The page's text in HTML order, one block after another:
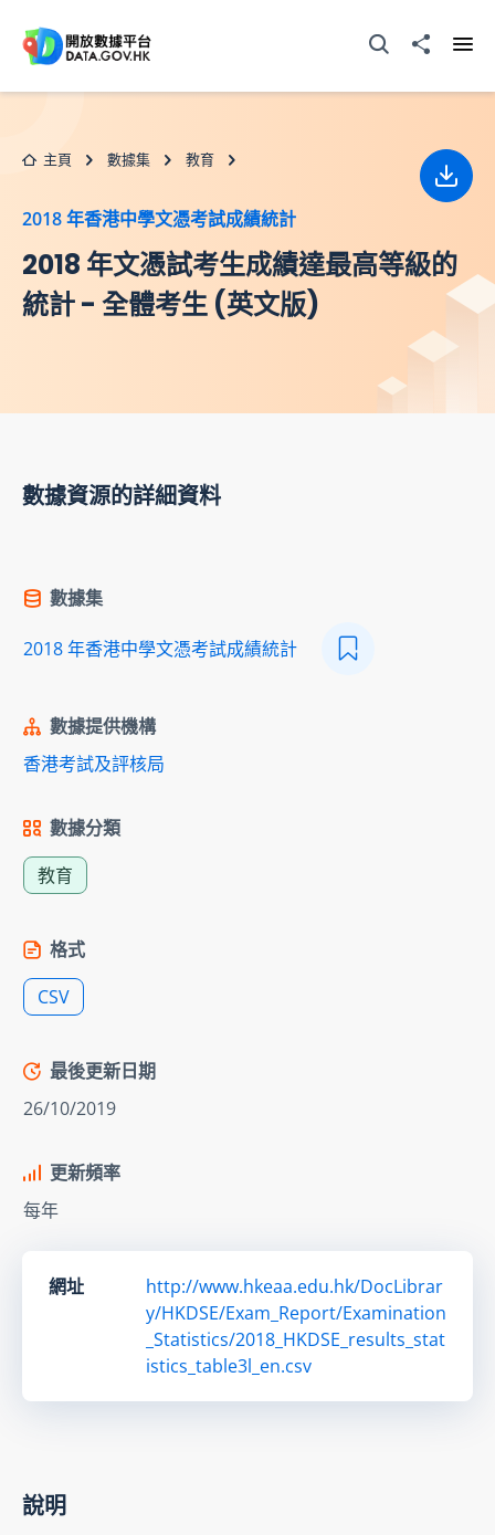
打開搜尋器分享至
主頁 數據集 教育
2018 年香港中學文憑考試成績統計
2018 年文憑試考生成績達最高等級的
統計 - 全體考生 (英文版)
下載
數據資源的詳細資料
數據集
2018 年香港中學文憑考試成績統計
數據提供機構
香港考試及評核局
數據分類
教育
格式
CSV
最後更新日期
26/10/2019
更新頻率
每年
網址
http://www.hkeaa.edu.hk/DocLibrar
y/HKDSE/Exam_Report/Examination
_Statistics/2018_HKDSE_results_stat
istics_table3l_en.csv
說明